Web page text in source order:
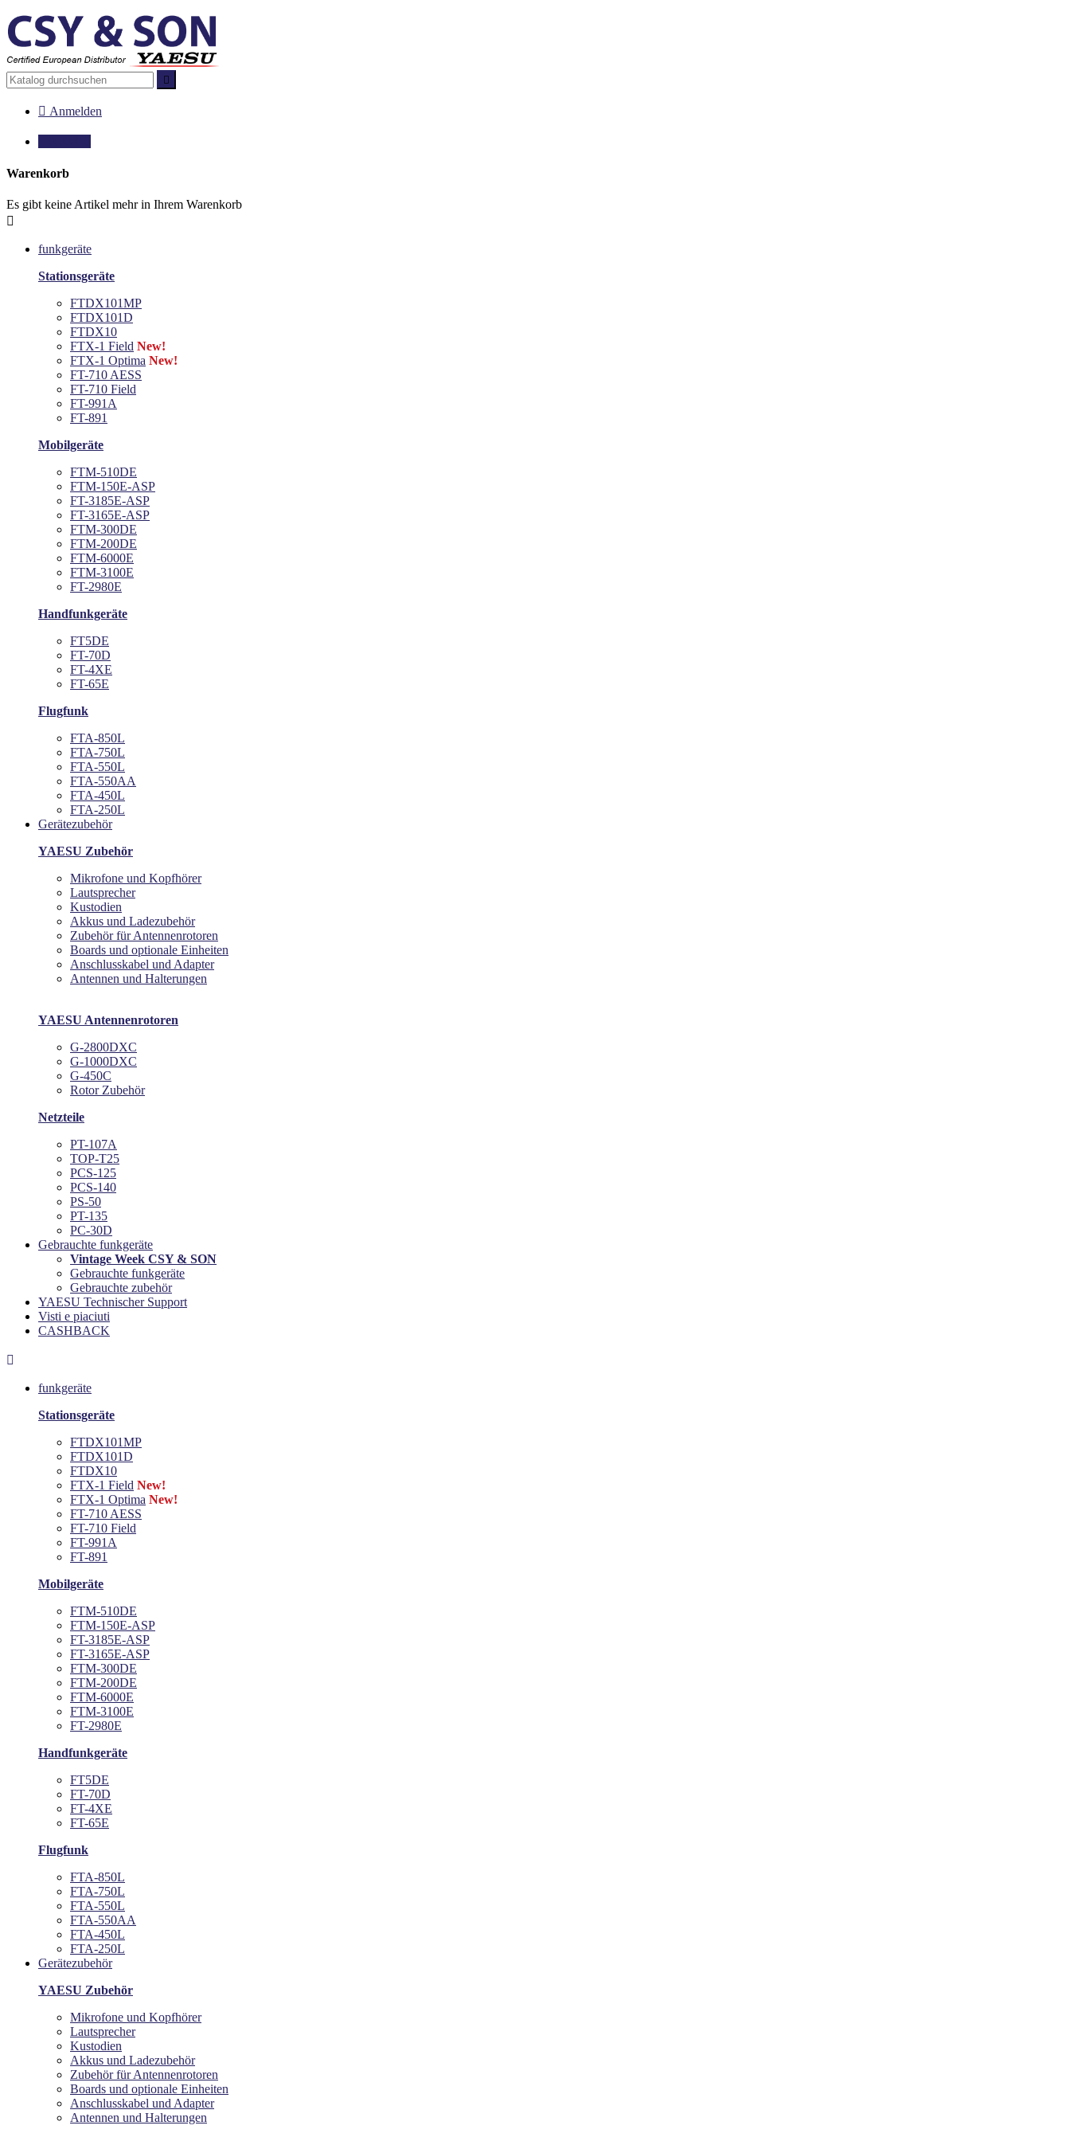

 Anmelden
Warenkorb
Es gibt keine Artikel mehr in Ihrem Warenkorb

funkgeräte
Stationsgeräte
FTDX101MP
FTDX101D
FTDX10
FTX-1 Field New!
FTX-1 Optima New!
FT-710 AESS
FT-710 Field
FT-991A
FT-891
Mobilgeräte
FTM-510DE
FTM-150E-ASP
FT-3185E-ASP
FT-3165E-ASP
FTM-300DE
FTM-200DE
FTM-6000E
FTM-3100E
FT-2980E
Handfunkgeräte
FT5DE
FT-70D
FT-4XE
FT-65E
Flugfunk
FTA-850L
FTA-750L
FTA-550L
FTA-550AA
FTA-450L
FTA-250L
Gerätezubehör
YAESU Zubehör
Mikrofone und Kopfhörer
Lautsprecher
Kustodien
Akkus und Ladezubehör
Zubehör für Antennenrotoren
Boards und optionale Einheiten
Anschlusskabel und Adapter
Antennen und Halterungen
YAESU Antennenrotoren
G-2800DXC
G-1000DXC
G-450C
Rotor Zubehör
Netzteile
PT-107A
TOP-T25
PCS-125
PCS-140
PS-50
PT-135
PC-30D
Gebrauchte funkgeräte
Vintage Week CSY & SON
Gebrauchte funkgeräte
Gebrauchte zubehör
YAESU Technischer Support
Visti e piaciuti
CASHBACK

funkgeräte
Stationsgeräte
FTDX101MP
FTDX101D
FTDX10
FTX-1 Field New!
FTX-1 Optima New!
FT-710 AESS
FT-710 Field
FT-991A
FT-891
Mobilgeräte
FTM-510DE
FTM-150E-ASP
FT-3185E-ASP
FT-3165E-ASP
FTM-300DE
FTM-200DE
FTM-6000E
FTM-3100E
FT-2980E
Handfunkgeräte
FT5DE
FT-70D
FT-4XE
FT-65E
Flugfunk
FTA-850L
FTA-750L
FTA-550L
FTA-550AA
FTA-450L
FTA-250L
Gerätezubehör
YAESU Zubehör
Mikrofone und Kopfhörer
Lautsprecher
Kustodien
Akkus und Ladezubehör
Zubehör für Antennenrotoren
Boards und optionale Einheiten
Anschlusskabel und Adapter
Antennen und Halterungen